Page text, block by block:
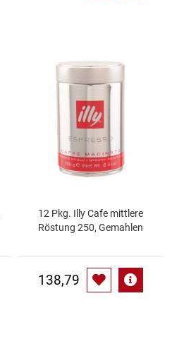
12 Pkg. Illy Cafe mittlere
Röstung 250, Gemahlen
138,79